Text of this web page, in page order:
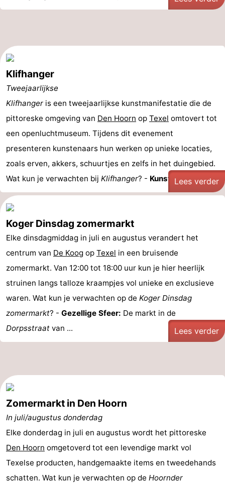
Klifhanger
Tweejaarlijkse
Klifhanger is een tweejaarlijkse kunstmanifestatie die de
pittoreske omgeving van Den Hoorn op Texel omtovert tot
een openluchtmuseum. Tijdens dit evenement
presenteren kunstenaars hun werken op unieke locaties,
zoals erven, akkers, schuurtjes en zelfs in het duingebied.
Wat kun je verwachten bij Klifhanger? - Kunstroute ...
Lees verder
Koger Dinsdag zomermarkt
Elke dinsdagmiddag in juli en augustus verandert het
centrum van De Koog op Texel in een bruisende
zomermarkt. Van 12:00 tot 18:00 uur kun je hier heerlijk
struinen langs talloze kraampjes vol unieke en exclusieve
waren. Wat kun je verwachten op de Koger Dinsdag
zomermarkt? - Gezellige Sfeer: De markt in de
Dorpsstraat van ... Lees verder
Zomermarkt in Den Hoorn
In juli/augustus donderdag
Elke donderdag in juli en augustus wordt het pittoreske
Den Hoorn omgetoverd tot een levendige markt vol
Texelse producten, handgemaakte items en tweedehands
schatten. Wat kun je verwachten op de Hoornder